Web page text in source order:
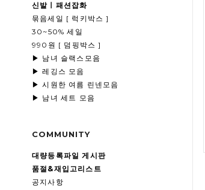
신발ㅣ패션잡화
묶음세일 [ 럭키박스 ]
30~50% 세일
990원 [ 덤핑박스 ]
▶ 남녀 슬랙스모음
▶ 레깅스 모음
▶ 시원한 여름 린넨모음
▶ 남녀 세트 모음
COMMUNITY
대량등록파일 게시판
품절&재입고리스트
공지사항